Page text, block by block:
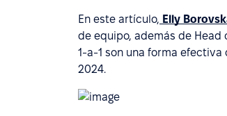
En este artículo, Elly
de equipo, además de Head
1-a-1 son una forma
2024.